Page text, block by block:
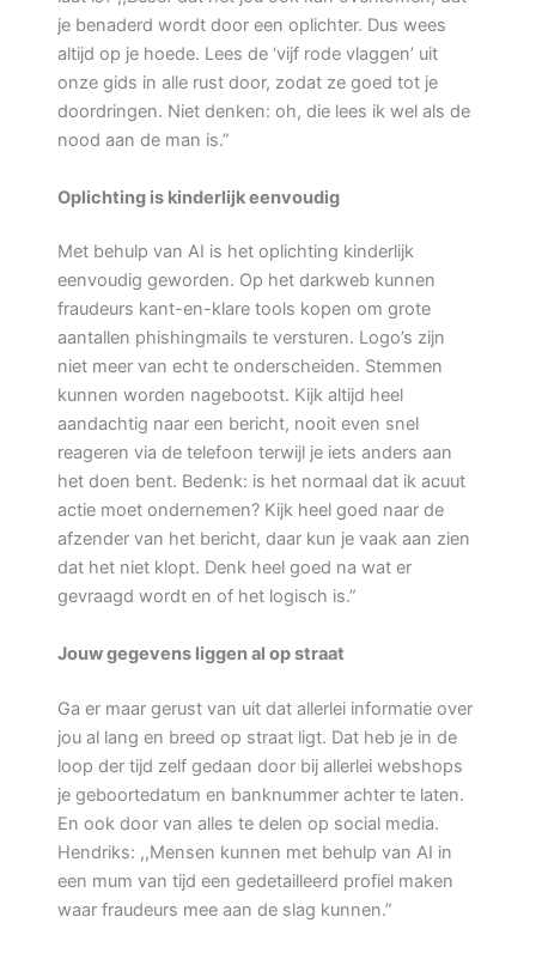
je benaderd wordt door een oplichter. Dus wees
altijd op je hoede. Lees de ‘vijf rode vlaggen’ uit
onze gids in alle rust door, zodat ze goed tot je
doordringen. Niet denken: oh, die lees ik wel als de
nood aan de man is.”
Oplichting is kinderlijk eenvoudig
Met behulp van AI is het oplichting kinderlijk
eenvoudig geworden. Op het darkweb kunnen
fraudeurs kant-en-klare tools kopen om grote
aantallen phishingmails te versturen. Logo’s zijn
niet meer van echt te onderscheiden. Stemmen
kunnen worden nagebootst. Kijk altijd heel
aandachtig naar een bericht, nooit even snel
reageren via de telefoon terwijl je iets anders aan
het doen bent. Bedenk: is het normaal dat ik acuut
actie moet ondernemen? Kijk heel goed naar de
afzender van het bericht, daar kun je vaak aan zien
dat het niet klopt. Denk heel goed na wat er
gevraagd wordt en of het logisch is.”
Jouw gegevens liggen al op straat
Ga er maar gerust van uit dat allerlei informatie over
jou al lang en breed op straat ligt. Dat heb je in de
loop der tijd zelf gedaan door bij allerlei webshops
je geboortedatum en banknummer achter te laten.
En ook door van alles te delen op social media.
Hendriks: ,,Mensen kunnen met behulp van AI in
een mum van tijd een gedetailleerd profiel maken
waar fraudeurs mee aan de slag kunnen.”